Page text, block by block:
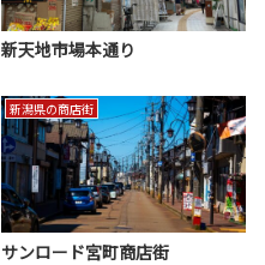
新天地市場本通り
新潟県の商店街
サンロード宮町商店街